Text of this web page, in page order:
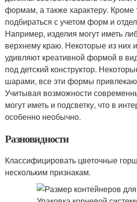
формам, а также характеру. Кроме
подбираться с учетом форм и
Например, изделия могут иметь
верхнему краю. Некоторые из них
удивляют креативной формой в
под детский конструктор.
шарами, все эти формы
Учитывая возможности
могут иметь и подсветку, что в
особенно необычно.
Разновидности
Классифицировать цветочные
нескольким признакам.